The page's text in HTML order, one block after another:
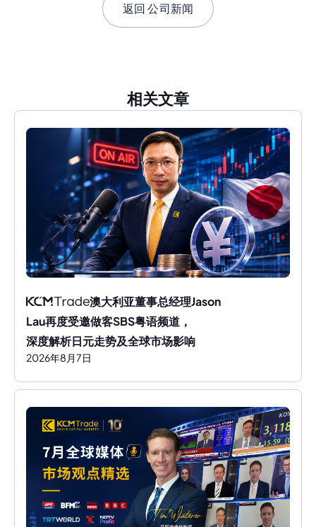
返回公司新闻
相关文章
澳大利亚董事总经理Jason
Lau再度受邀做客SBS粤语频道，
深度解析日元走势及全球市场影响
2026年8 月7日